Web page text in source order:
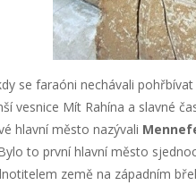
se faraóni nechávali pohřbívat
vesnice Mít Rahína a slavné
hlavní město nazývali
to první hlavní město
země na západním